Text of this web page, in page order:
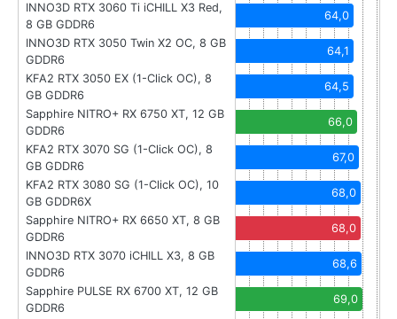
INNO3D RTX 3060 Ti iCHILL X3 Red,
8 GB GDDR6
64,0
INNO3D RTX 3050 Twin X2 OC, 8 GB
GDDR6
64,1
KFA2 RTX 3050 EX (1-Click OC), 8
GB GDDR6
64,5
Sapphire NITRO+ RX 6750 XT, 12 GB
GDDR6
66,0
KFA2 RTX 3070 SG (1-Click OC), 8
GB GDDR6
67,0
KFA2 RTX 3080 SG (1-Click OC), 10
GB GDDR6X
68,0
Sapphire NITRO+ RX 6650 XT, 8 GB
GDDR6
68,0
INNO3D RTX 3070 iCHILL X3, 8 GB
GDDR6
68,6
Sapphire PULSE RX 6700 XT, 12 GB
GDDR6
69,0